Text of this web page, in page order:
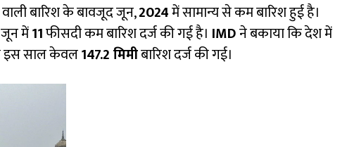
बारिश के बावजूद जून,2024में सामान्य से कम बारिश हुई है।
में11फीसदी कम बारिश दर्ज की गई है। IMDने बकाया कि देश में
इस साल केवल147.2 मिमीबारिश दर्ज की गई।